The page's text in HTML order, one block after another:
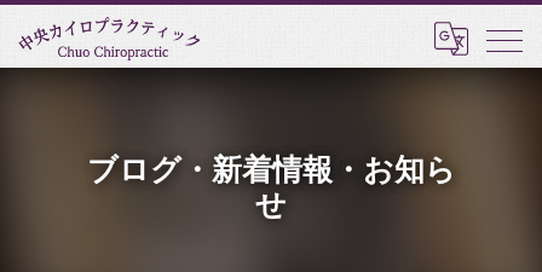
ブログ・新着情報・お知ら
せ